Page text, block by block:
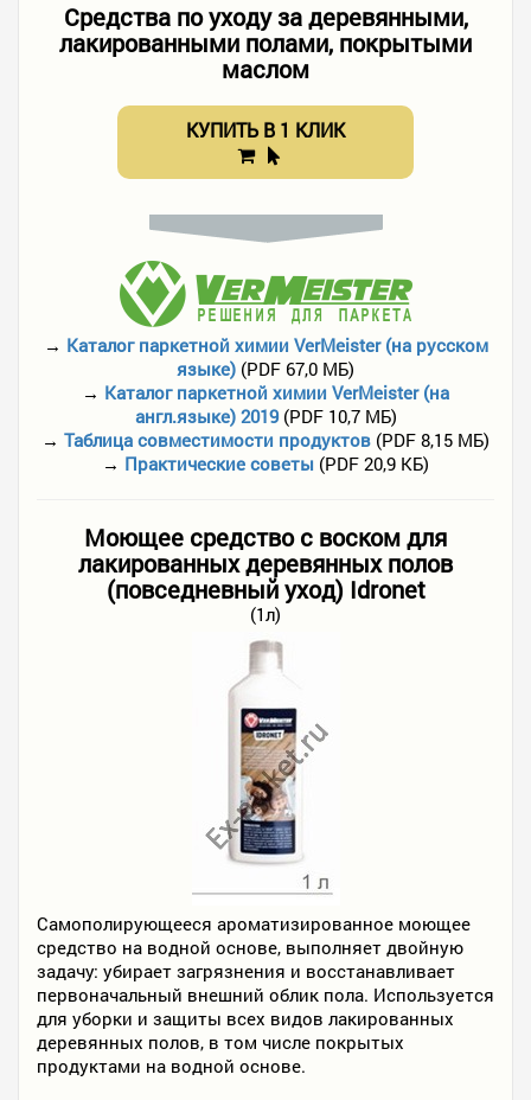
Средства по уходу за деревянными,
лакированными полами, покрытыми
маслом
КУПИТЬ В 1 КЛИК
→ Каталог паркетной химии VerMeister (на русском
языке) (PDF 67,0 МБ)
→ Каталог паркетной химии VerMeister (на
англ.языке) 2019(PDF 10,7 МБ)
→ Таблица совместимости продуктов (PDF 8,15 МБ)
→ Практические советы (PDF 20,9 КБ)
Моющее средство с воском для
лакированных деревянных полов
(повседневный уход) Idronet
(1л)
Самополирующееся ароматизированное моющее
средство на водной основе, выполняет двойную
задачу: убирает загрязнения и восстанавливает
первоначальный внешний облик пола. Используется
для уборки и защиты всех видов лакированных
деревянных полов, в том числе покрытых
продуктами на водной основе.